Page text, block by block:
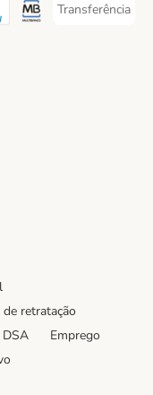
Method
Payment Method
Multibanco Payment
Transferência
Transferência
retratação
DSA
Emprego